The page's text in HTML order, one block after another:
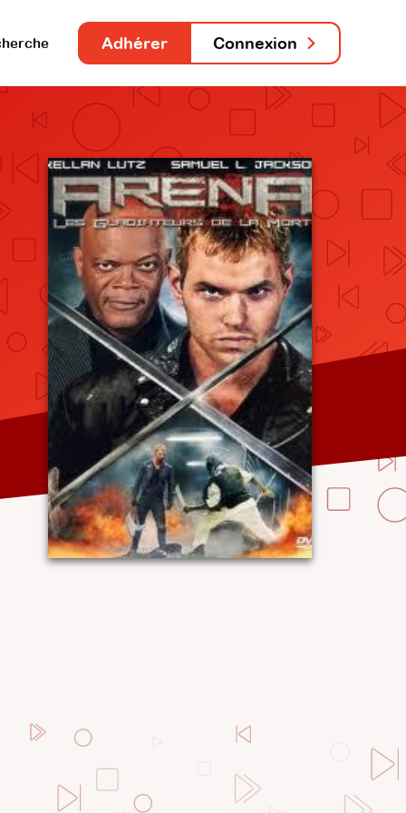
Adhérer Connexion